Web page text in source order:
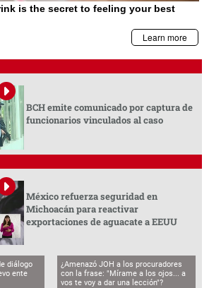
BCH emite comunicado por captura de
funcionarios vinculados al caso
México refuerza seguridad en
Michoacán para reactivar
exportaciones de aguacate a EEUU
diálogo
ente
¿Amenazó JOH a los procuradores
con la frase: "Mírame a los ojos... a
vos te voy a dar una lección"?